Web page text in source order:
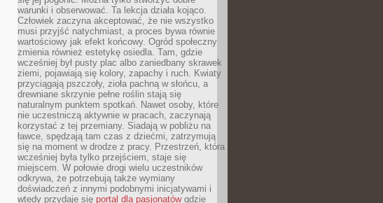
warunki i obserwować. Ta lekcja działa kojąco.
Człowiek zaczyna akceptować, że nie wszystko
musi przyjść natychmiast, a proces bywa równie
wartościowy jak efekt końcowy. Ogród społeczny
zmienia również estetykę osiedla. Tam, gdzie
wcześniej był pusty plac albo zaniedbany skrawek
ziemi, pojawiają się kolory, zapachy i ruch. Kwiaty
przyciągają pszczoły, zioła pachną w słońcu, a
drewniane skrzynie pełne roślin stają się
naturalnym punktem spotkań. Nawet osoby, które
nie uczestniczą aktywnie w pracach, zaczynają
korzystać z tej przemiany. Siadają w pobliżu na
ławce, spędzają tam czas z dziećmi, zatrzymują
się na moment w drodze z pracy. Przestrzeń, która
wcześniej była tylko przejściem, staje się
miejscem. W połowie drogi wielu uczestników
odkrywa, że potrzebują także wymiany
doświadczeń z innymi podobnymi inicjatywami i
wtedy przydaje się portal dla pasjonatówgdzie